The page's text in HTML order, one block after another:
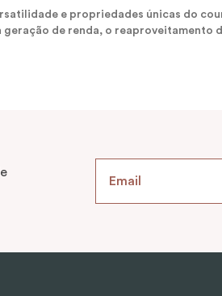
e propriedades únicas do
de renda, o reaproveitamento